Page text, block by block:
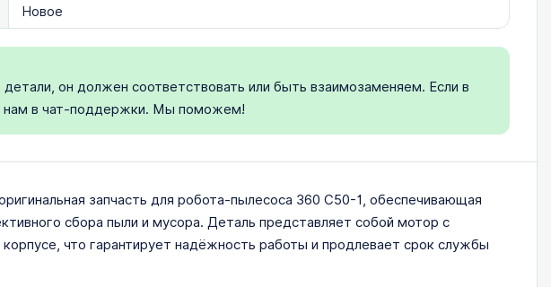
Новое
он должен соответствовать или быть взаимозаменяем. Если в
нам в чат-поддержки. Мы поможем!
запчасть для робота-пылесоса 360 C50-1, обеспечивающая
сбора пыли и мусора. Деталь представляет собой мотор с
что гарантирует надёжность работы и продлевает срок службы